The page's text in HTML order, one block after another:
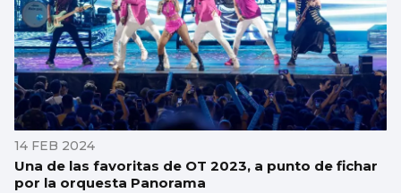
14 FEB 2024
Una de las favoritas de OT 2023, a punto de fichar
por la orquesta Panorama